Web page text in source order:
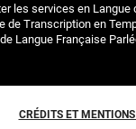
les services en Langue
de Transcription en
Langue Française
CRÉDITS ET